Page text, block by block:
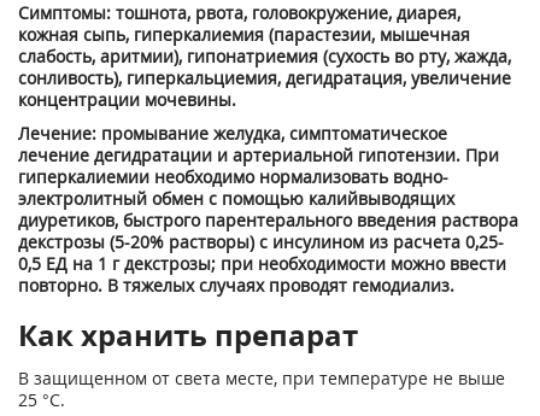
Симптомы: тошнота, рвота, головокружение, диарея,
кожная сыпь, гиперкалиемия (парастезии, мышечная
слабость, аритмии), гипонатриемия (сухость во рту, жажда,
сонливость), гиперкальциемия, дегидратация, увеличение
концентрации мочевины.
Лечение: промывание желудка, симптоматическое
лечение дегидратации и артериальной гипотензии. При
гиперкалиемии необходимо нормализовать водно-
электролитный обмен с помощью калийвыводящих
диуретиков, быстрого парентерального введения раствора
декстрозы (5-20% растворы) с инсулином из расчета 0,25-
0,5 ЕД на 1 г декстрозы; при необходимости можно ввести
повторно. В тяжелых случаях проводят гемодиализ.
Как хранить препарат
В защищенном от света месте, при температуре не выше
25 °С.